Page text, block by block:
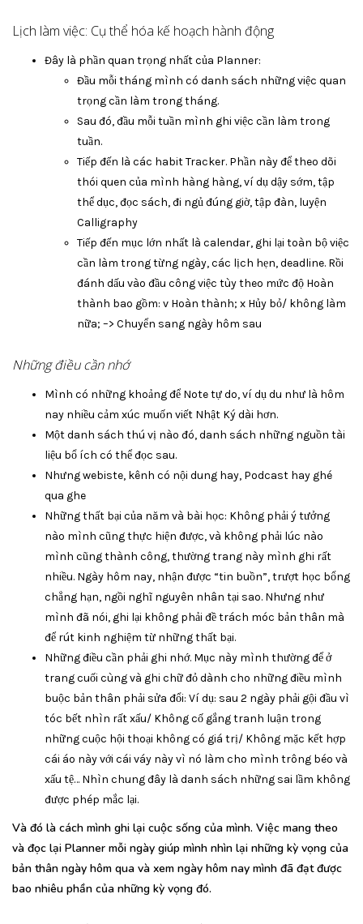
Lịch làm việc: Cụ thể hóa kế hoạch hành động
Đây là phần quan trọng nhất của Planner:
Đầu mỗi tháng mình có danh sách những việc quan
trọng cần làm trong tháng.
Sau đó, đầu mỗi tuần mình ghi việc cần làm trong
tuần.
Tiếp đến là các habit Tracker. Phần này để theo dõi
thói quen của mình hàng hàng, ví dụ dậy sớm, tập
thể dục, đọc sách, đi ngủ đúng giờ, tập đàn, luyện
Calligraphy
Tiếp đến mục lớn nhất là calendar, ghi lại toàn bộ việc
cần làm trong từng ngày, các lịch hẹn, deadline. Rồi
đánh dấu vào đầu công việc tùy theo mức độ Hoàn
thành bao gồm: v Hoàn thành; x Hủy bỏ/ không làm
nữa; –> Chuyển sang ngày hôm sau
Những điều cần nhớ
Mình có những khoảng để Note tự do, ví dụ du như là hôm
nay nhiều cảm xúc muốn viết Nhật Ký dài hơn.
Một danh sách thú vị nào đó, danh sách những nguồn tài
liệu bổ ích có thể đọc sau.
Nhưng webiste, kênh có nội dung hay, Podcast hay ghé
qua ghe
Những thất bại của năm và bài học: Không phải ý tưởng
nào mình cũng thực hiện được, và không phải lúc nào
mình cũng thành công, thường trang này mình ghi rất
nhiều. Ngày hôm nay, nhận được “tin buồn”, trượt học bổng
chẳng hạn, ngồi nghĩ nguyên nhân tại sao. Nhưng như
mình đã nói, ghi lại không phải đề trách móc bản thân mà
để rút kinh nghiệm từ những thất bại.
Những điều cần phải ghi nhớ. Mục này mình thường để ở
trang cuối cùng và ghi chữ đỏ dành cho những điều mình
buộc bản thân phải sửa đổi: Ví dụ: sau 2 ngày phải gội đầu vì
tóc bết nhìn rất xấu/ Không cố gắng tranh luận trong
những cuộc hội thoại không có giá trị/ Không mặc kết hợp
cái áo này với cái váy này vì nó làm cho mình trông béo và
xấu tệ… Nhìn chung đây là danh sách những sai lầm không
được phép mắc lại.
Và đó là cách mình ghi lại cuộc sống của mình. Việc mang theo
và đọc lại Planner mỗi ngày giúp mình nhìn lại những kỳ vọng của
bản thân ngày hôm qua và xem ngày hôm nay mình đã đạt được
bao nhiêu phần của những kỳ vọng đó.